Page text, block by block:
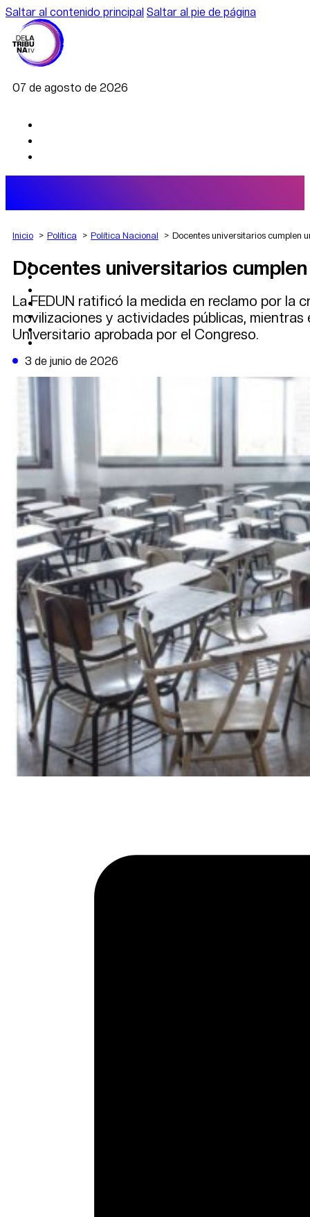
Saltar al contenido principal Saltar al pie de página
07 de agosto de 2026
AGRO
DEPORTES
POLÍTICA
CAMBIO CLIMÁTICO
DATA FIRME
DE LA TRIBUNA TV
Inicio Política Política Nacional Docentes universitarios cumplen
Docentes universitarios
La FEDUN ratificó la medida en reclamo por la
movilizaciones y actividades públicas,
Universitario aprobada por el Congreso.
3 de junio de 2026